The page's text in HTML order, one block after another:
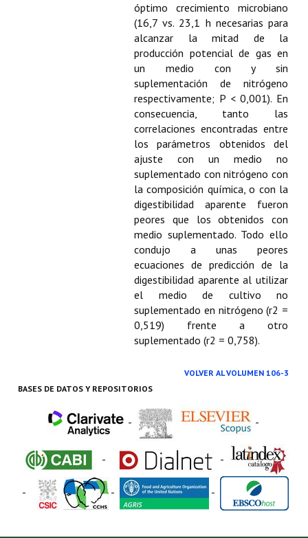
óptimo crecimiento microbiano
(16,7 vs. 23,1 h necesarias para
alcanzar la mitad de la
producción potencial de gas en
un medio con y sin
suplementación de nitrógeno
respectivamente; P < 0,001). En
consecuencia, tanto las
correlaciones encontradas entre
los parámetros obtenidos del
ajuste con un medio no
suplementado con nitrógeno con
la composición química, o con la
digestibilidad aparente fueron
peores que los obtenidos con
medio suplementado. Todo ello
condujo a unas peores
ecuaciones de predicción de la
digestibilidad aparente al utilizar
el medio de cultivo no
suplementado en nitrógeno (r2 =
0,519) frente a otro
suplementado (r2 = 0,758).
VOLVER AL VOLUMEN 106-3
BASES DE DATOS Y REPOSITORIOS
- -
- -
- - -